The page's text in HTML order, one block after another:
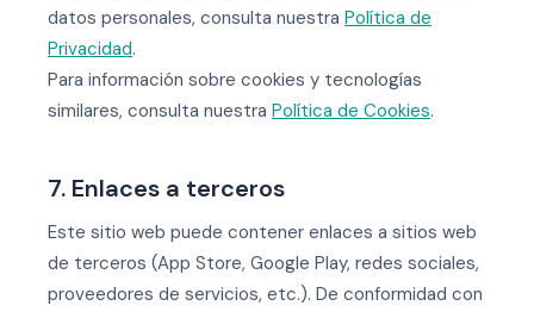
datos personales, consulta nuestra Política de
Privacidad.
Para información sobre cookies y tecnologías
similares, consulta nuestra Política de Cookies.
7. Enlaces a terceros
Este sitio web puede contener enlaces a sitios web
de terceros (App Store, Google Play, redes sociales,
proveedores de servicios, etc.). De conformidad con